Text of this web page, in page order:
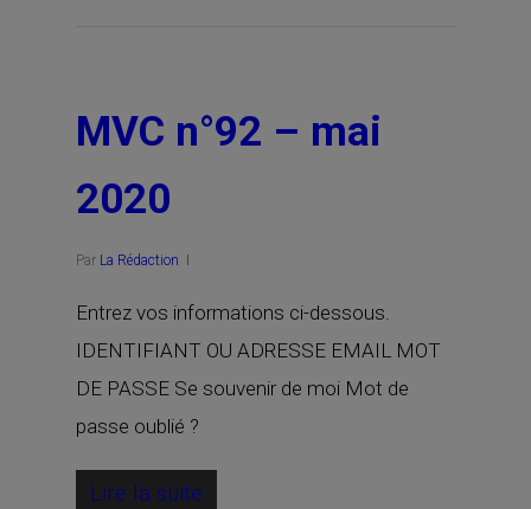
MVC n°92 – mai
2020
Par La Rédaction
Entrez vos informations ci-dessous.
IDENTIFIANT OU ADRESSE EMAIL MOT
DE PASSE Se souvenir de moi Mot de
passe oublié ?
Lire la suite